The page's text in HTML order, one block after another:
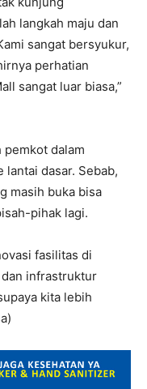
langkah maju dan
sangat bersyukur,
perhatian
sangat luar biasa,”
pemkot dalam
lantai dasar. Sebab,
masih buka bisa
pihak lagi.
fasilitas di
infrastruktur
kita lebih